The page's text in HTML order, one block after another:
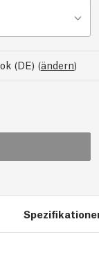
(DE) (ändern)